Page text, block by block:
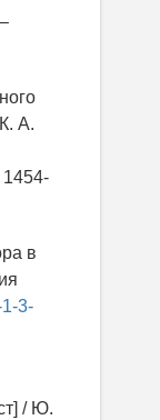
А.
в
3-
/ Ю.